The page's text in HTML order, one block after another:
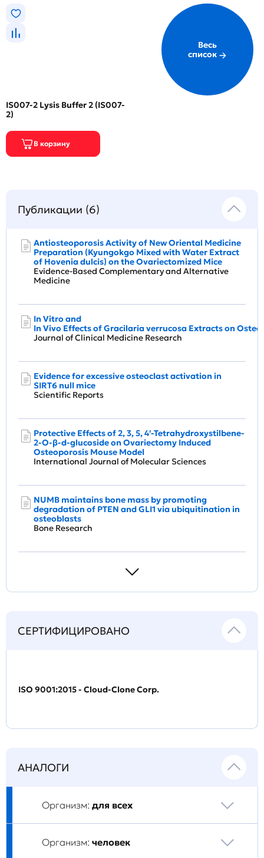
IS007-2 Lysis Buffer 2 (IS007-
2)
Весь
список
Публикации (6)
Antiosteoporosis Activity of New Oriental Medicine
Preparation (Kyungokgo Mixed with Water Extract
of Hovenia dulcis) on the Ovariectomized Mice
Evidence-Based Complementary and Alternative
Medicine
In Vitro and
In Vivo Effects of Gracilaria verrucosa Extracts on
Journal of Clinical Medicine Research
Evidence for excessive osteoclast activation in
SIRT6 null mice
Scientific Reports
Protective Effects of 2, 3, 5, 4′-Tetrahydroxystilbene-
2-O-β-d-glucoside on Ovariectomy Induced
Osteoporosis Mouse Model
International Journal of Molecular Sciences
NUMB maintains bone mass by promoting
degradation of PTEN and GLI1 via ubiquitination in
osteoblasts
Bone Research
СЕРТИФИЦИРОВАНО
ISO 9001:2015 - Cloud-Clone Corp.
АНАЛОГИ
Организм: для всех
Организм: человек